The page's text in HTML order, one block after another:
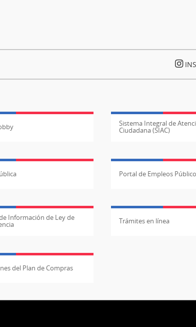
Sistema Integral de
Ciudadana (SIAC)
Portal de Empleos
Información de Ley de Trámites en línea
del Plan de Compras